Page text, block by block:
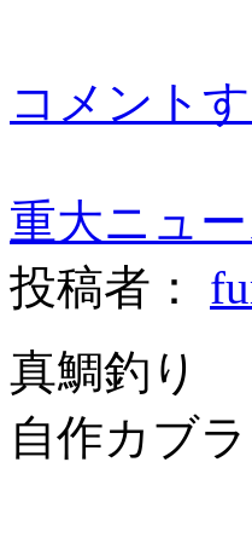
コメント
重大ニュ
投稿者：
真鯛釣り
自作カブ